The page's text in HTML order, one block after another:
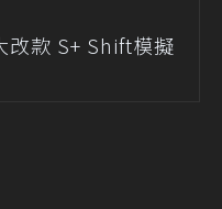
款 S+ Shift模擬